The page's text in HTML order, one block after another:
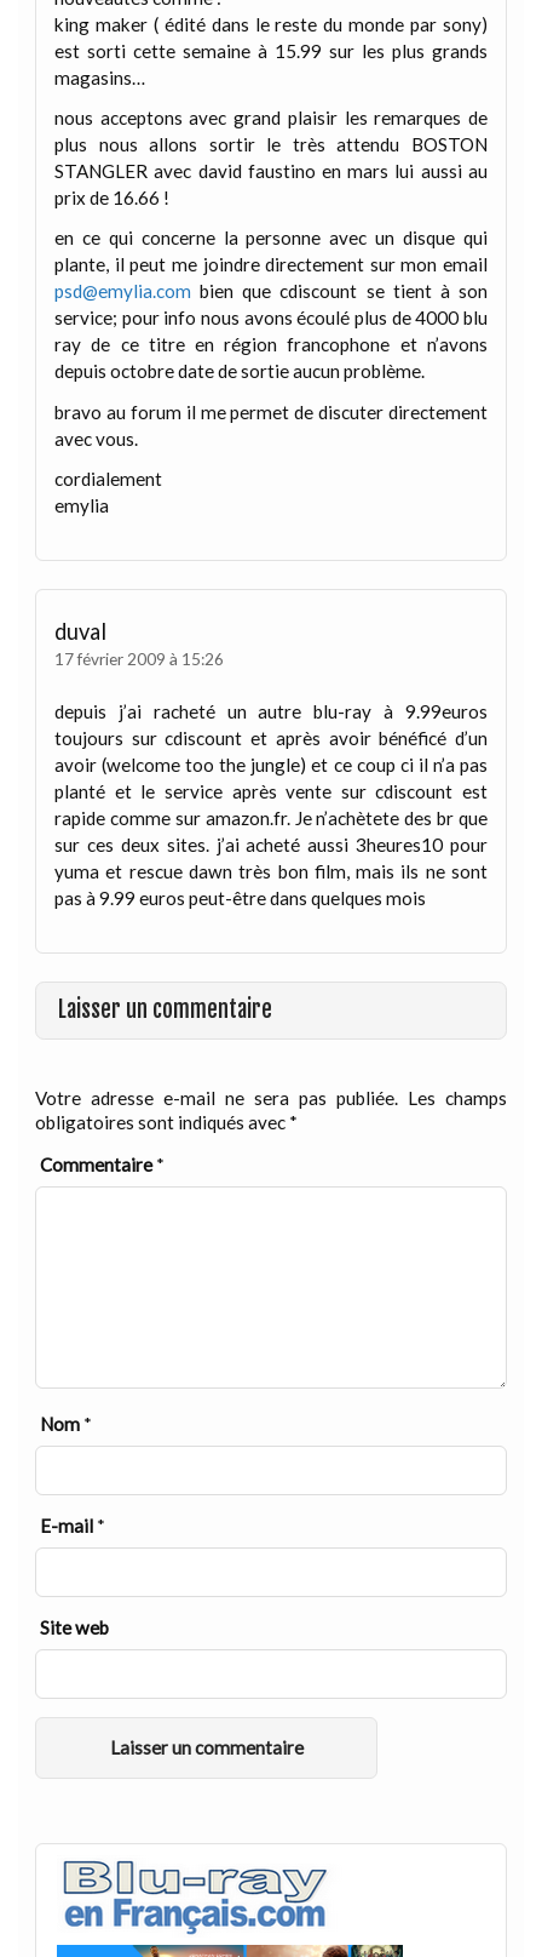
king maker ( édité dans le reste du monde par sony)
est sorti cette semaine à 15.99 sur les plus grands
magasins…
nous acceptons avec grand plaisir les remarques de
plus nous allons sortir le très attendu BOSTON
STANGLER avec david faustino en mars lui aussi au
prix de 16.66 !
en ce qui concerne la personne avec un disque qui
plante, il peut me joindre directement sur mon email
psd@emylia.com bien que cdiscount se tient à son
service; pour info nous avons écoulé plus de 4000 blu
ray de ce titre en région francophone et n’avons
depuis octobre date de sortie aucun problème.
bravo au forum il me permet de discuter directement
avec vous.
cordialement
emylia
duval
17 février 2009 à 15:26
depuis j’ai racheté un autre blu-ray à 9.99euros
toujours sur cdiscount et après avoir bénéficé d’un
avoir (welcome too the jungle) et ce coup ci il n’a pas
planté et le service après vente sur cdiscount est
rapide comme sur amazon.fr. Je n’achètete des br que
sur ces deux sites. j’ai acheté aussi 3heures10 pour
yuma et rescue dawn très bon film, mais ils ne sont
pas à 9.99 euros peut-être dans quelques mois
Laisser un commentaire
Votre adresse e-mail ne sera pas publiée. Les champs
obligatoires sont indiqués avec *
Commentaire*
Nom *
E-mail *
Site web